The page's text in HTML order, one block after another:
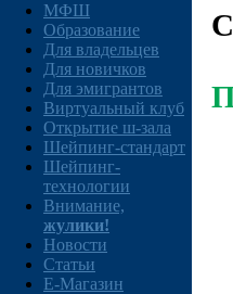
МФШ
Образование
Для владельцев
Для новичков
Для эмигрантов
Виртуальный клуб
Открытие ш-зала
Шейпинг-стандарт
Шейпинг-
технологии
Внимание,
жулики!
Новости
Статьи
E-Магазин